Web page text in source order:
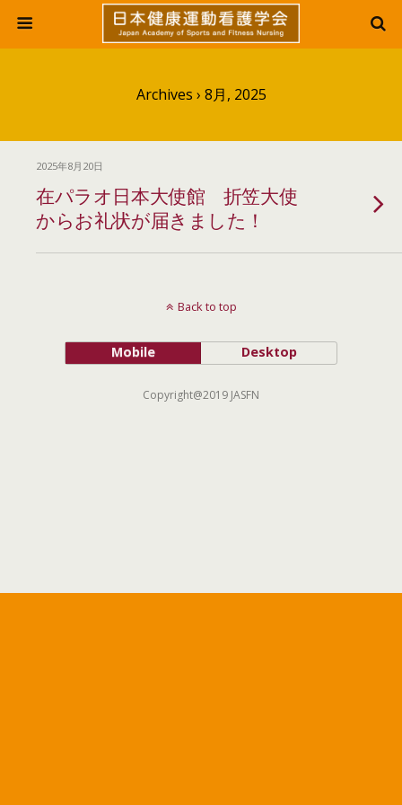
Archives › 8月, 2025
2025年8月20日
在パラオ日本大使館 折笠大使
からお礼状が届きました！
Back to top
Mobile Desktop
Copyright@2019 JASFN